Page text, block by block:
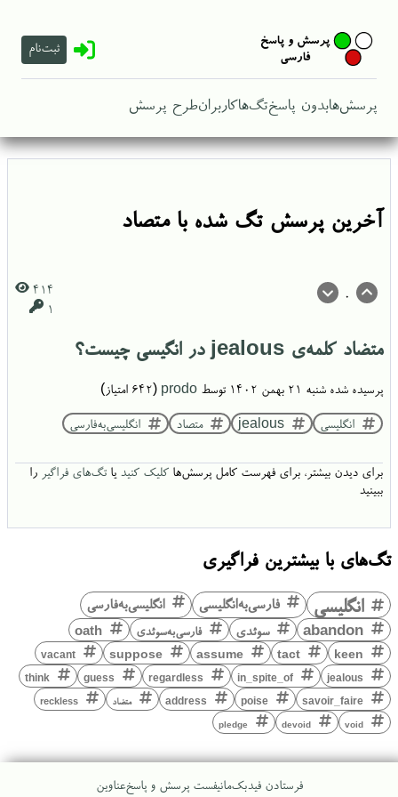
ثبت‌نام
پرسش‌هابدون پاسختگ‌هاکاربرانطرح پرسش
تگ‌های با بیشترین فراگیری
انگلیسی
فارسی‌به‌انگلیسی انگلیسی‌به‌فارسی
abandon سوئدی فارسی‌به‌سوئدی
oath
keen
tact
assume
suppose
vacant
jealous
in_spite_of
regardless
guess
think
savoir_faire
poise
address متضاد reckless
void
devoid
pledge
آخرین پرسش تگ شده با متصاد
0
414
1
متضاد کلمه‌ی jealous در انگیسی چیست؟
پرسیده شده شنبه ۲۱ بهمن ۱۴۰۲ توسط prodo
(
642 امتیاز)
انگلیسی jealous متصاد انگلیسی‌به‌فارسی
برای دیدن بیشتر، برای فهرست کامل پرسش‌ها کلیک کنید یا تگ‌های فراگیر را
ببینید
فرستادن فیدبکمانیفست پرسش و پاسخعناوین